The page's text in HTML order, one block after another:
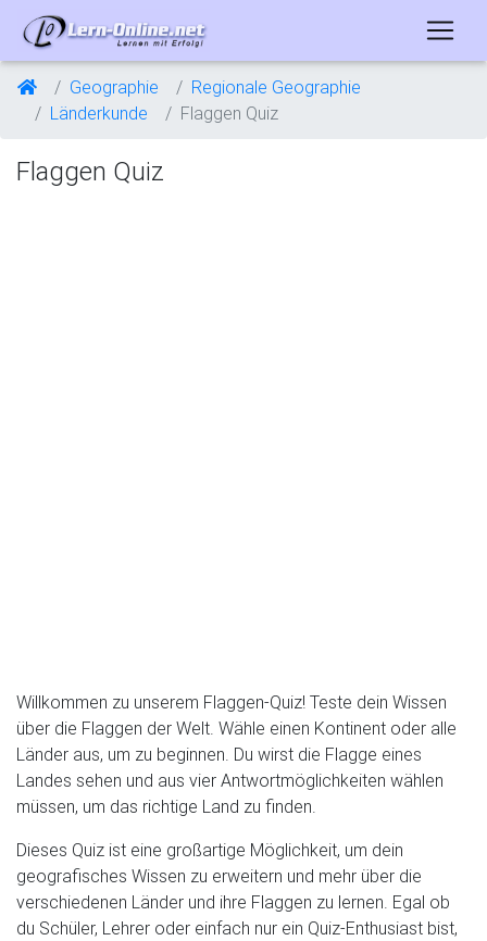
Geographie
Regionale Geographie
Länderkunde
Flaggen Quiz
Flaggen Quiz
Willkommen zu unserem Flaggen-Quiz! Teste dein Wissen
über die Flaggen der Welt. Wähle einen Kontinent oder alle
Länder aus, um zu beginnen. Du wirst die Flagge eines
Landes sehen und aus vier Antwortmöglichkeiten wählen
müssen, um das richtige Land zu finden.
Dieses Quiz ist eine großartige Möglichkeit, um dein
geografisches Wissen zu erweitern und mehr über die
verschiedenen Länder und ihre Flaggen zu lernen. Egal ob
du Schüler, Lehrer oder einfach nur ein Quiz-Enthusiast bist,